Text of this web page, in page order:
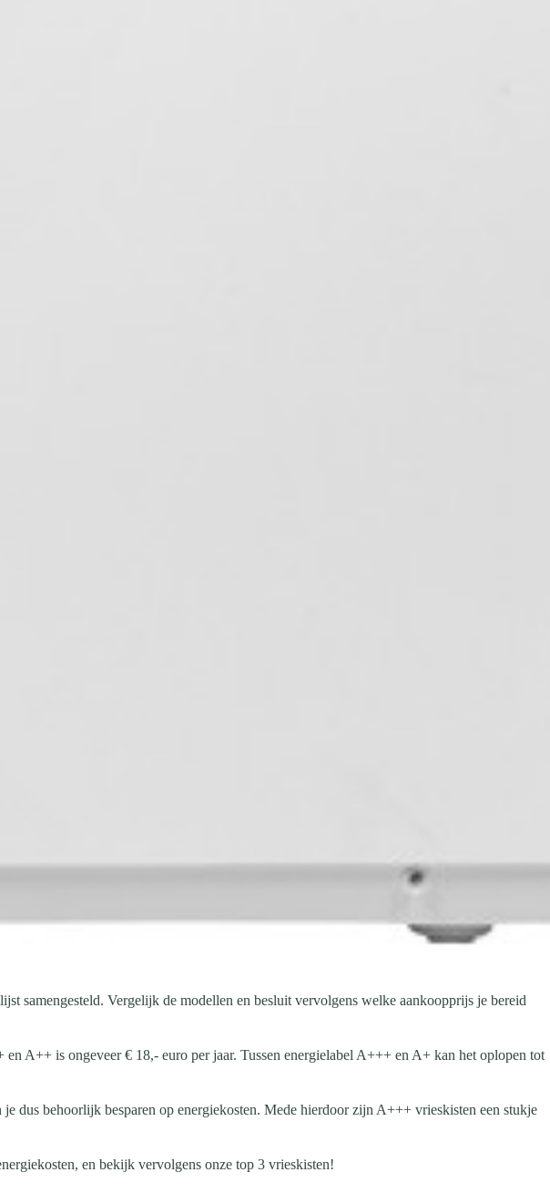
samengesteld. Vergelijk de modellen en besluit vervolgens welke aankoopprijs je bereid
A++ is ongeveer € 18,- euro per jaar. Tussen energielabel A+++ en A+ kan het oplopen tot
dus behoorlijk besparen op energiekosten. Mede hierdoor zijn A+++ vrieskisten een stukje
en bekijk vervolgens onze top 3 vrieskisten!